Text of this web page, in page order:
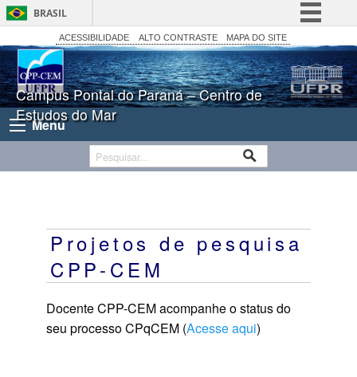
BRASIL
Simplifique!
Comunica BR
Participe
Legislação
Canais
ACESSIBILIDADE ALTO CONTRASTE MAPA DO SITE
Campus Pontal do Paraná – Centro de
Estudos do Mar
Menu
Projetos de pesquisa
CPP-CEM
Docente CPP-CEM acompanhe o status do
seu processo CPqCEM (Acesse aqui)